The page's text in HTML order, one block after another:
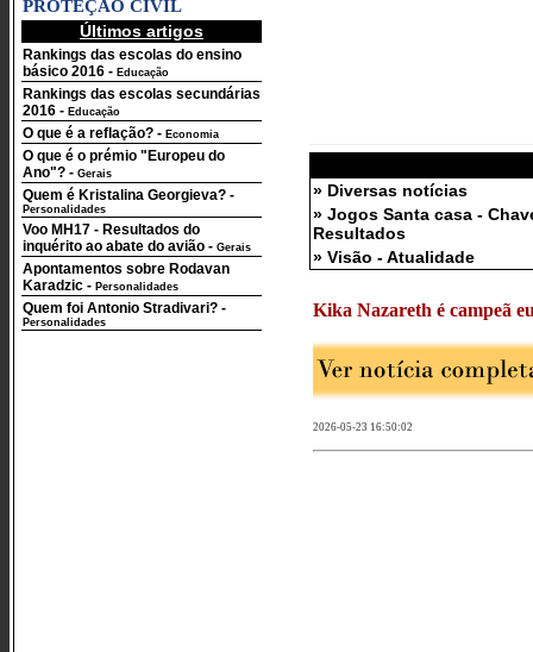
PROTEÇÃO CIVIL
Últimos artigos
Rankings das escolas do ensino
básico 2016 - Educação
Rankings das escolas secundárias
2016 - Educação
O que é a reflação? - Economia
O que é o prémio "Europeu do
Ano"? - Gerais
Quem é Kristalina Georgieva? -
Personalidades
Voo MH17 - Resultados do
inquérito ao abate do avião - Gerais
Apontamentos sobre Rodavan
Karadzic - Personalidades
Quem foi Antonio Stradivari? -
Personalidades
» Diversas notícias
» Jogos Santa casa -
Resultados
» Visão - Atualidade
Kika Nazareth é campeã
2026-05-23 16:50:02